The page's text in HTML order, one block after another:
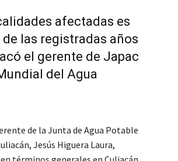
afectadas es
las registradas años
el gerente de Japac
del Agua
de la Junta de Agua Potable
Jesús Higuera Laura,